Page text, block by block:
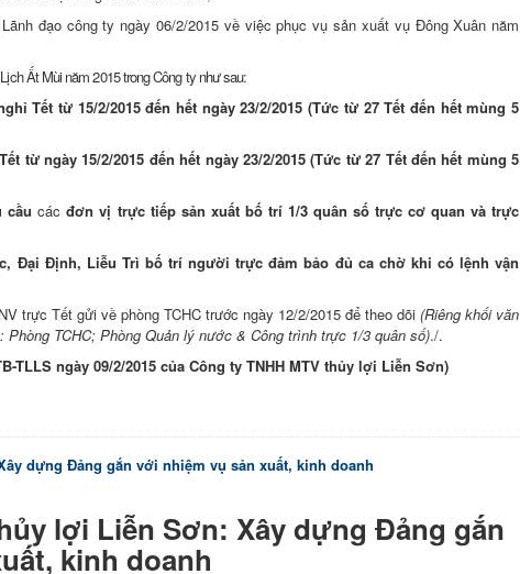
đạo công ty ngày 06/2/2015 về việc phục vụ sản xuất vụ Đông Xuân năm
Ất Mùi năm 2015 trong Công ty như sau:
Tết từ 15/2/2015 đến hết ngày 23/2/2015 (Tức từ 27 Tết đến hết mùng 5
từ ngày 15/2/2015 đến hết ngày 23/2/2015 (Tức từ 27 Tết đến hết mùng 5
cầu các đơn vị trực tiếp sản xuất bố trí 1/3 quân số trực cơ quan và trực
Đại Định, Liễu Trì bố trí người trực đảm bảo đủ ca chờ khi có lệnh vận
trực Tết gửi về phòng TCHC trước ngày 12/2/2015 để theo dõi(Riêng khối văn
TCHC; Phòng Quản lý nước & Công trình trực 1/3 quân số)./.
TLLS ngày 09/2/2015 của Công ty TNHH MTV thủy lợi Liễn Sơn)
dựng Đảng gắn với nhiệm vụ sản xuất, kinh doanh
lợi Liễn Sơn: Xây dựng Đảng gắn
kinh doanh